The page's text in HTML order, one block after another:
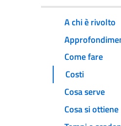
A chi è rivolto
Come fare
Costi
Cosa serve
Cosa si ottiene